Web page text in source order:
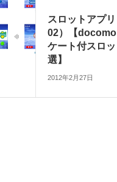
スロットアプ
02）【
ケート付スロ
選】
2012年2月27日